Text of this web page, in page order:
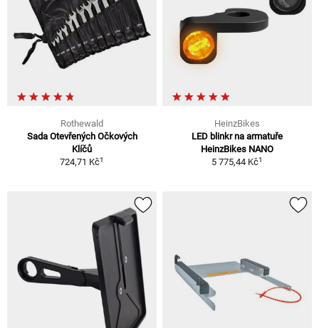
Rothewald
Sada Otevřených Očkových
Klíčů
724,71 Kč1
HeinzBikes
LED blinkr na armatuře
HeinzBikes NANO
5 775,44 Kč1